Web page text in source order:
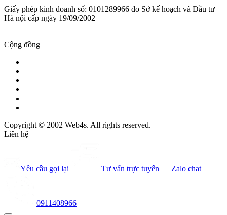
Giấy phép kinh doanh số: 0101289966 do Sở kế hoạch và Đầu tư
Hà nội cấp ngày 19/09/2002
Cộng đồng
Copyright © 2002 Web4s. All rights reserved.
Liên hệ
Yêu cầu gọi lại Tư vấn trực tuyến Zalo chat
0911408966